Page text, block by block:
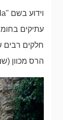
עתיקים
חלקים
הרס מכוון